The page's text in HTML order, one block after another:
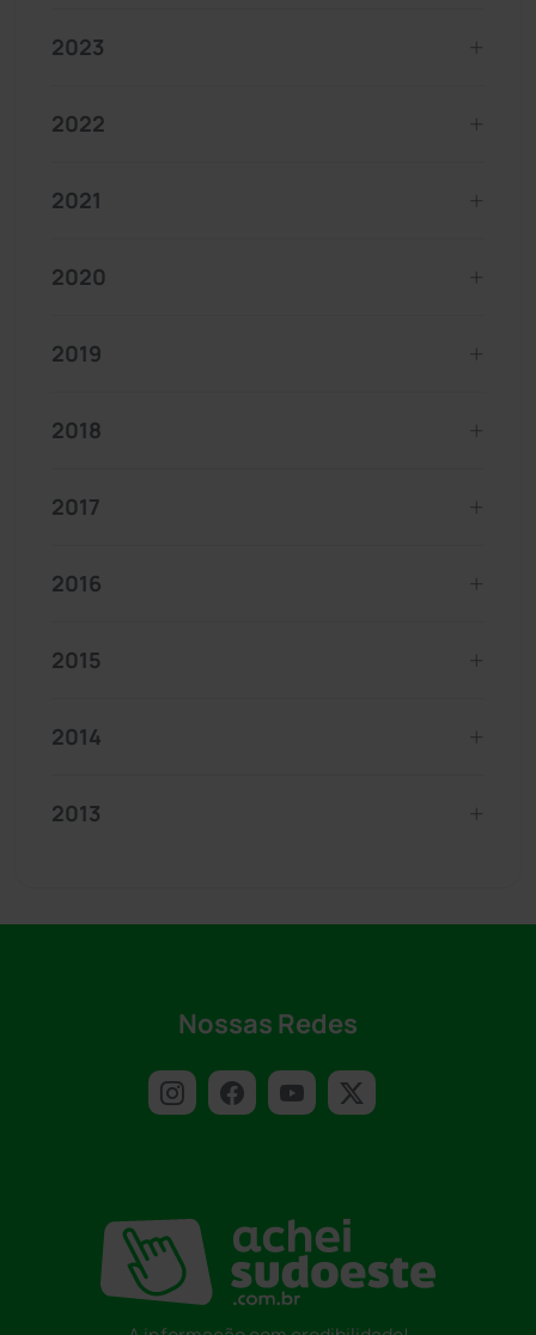
2023
2022
2021
2020
2019
2018
2017
2016
2015
2014
2013
Nossas Redes